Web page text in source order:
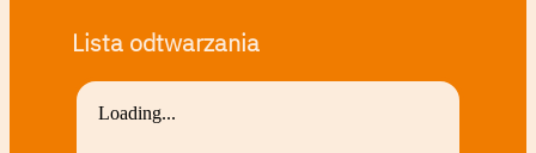
Lista odtwarzania